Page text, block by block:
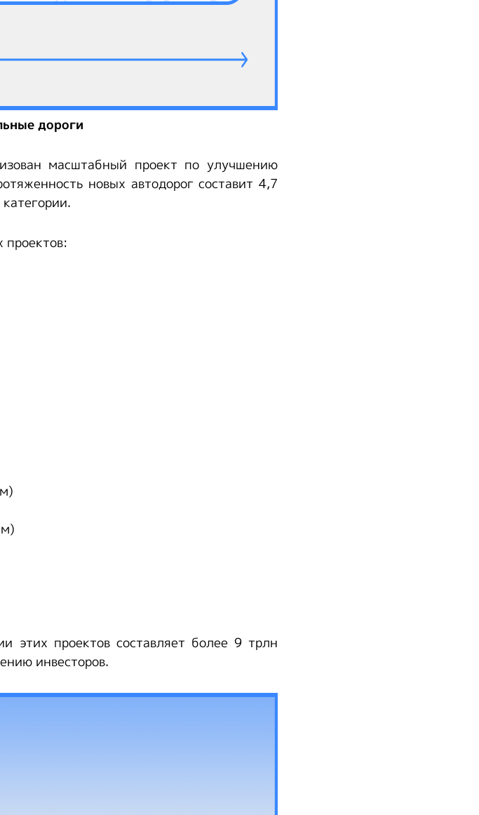
дороги
масштабный проект по улучшению
новых автодорог составит 4,7
проектов:
этих проектов составляет более 9 трлн
инвесторов.